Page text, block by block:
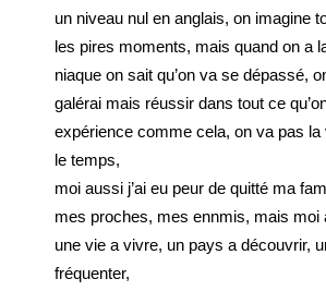
un niveau nul en anglais, on imagine
les pires moments, mais quand on a
niaque on sait qu’on va se dépassé,
galérai mais réussir dans tout ce
expérience comme cela, on va pas la
le temps,
moi aussi j’ai eu peur de quitté ma
mes proches, mes ennmis, mais moi
une vie a vivre, un pays a découvrir,
fréquenter,